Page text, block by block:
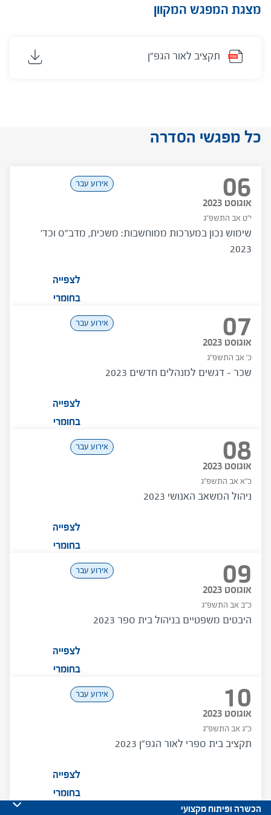
מצגת המפגש המקוון
מערכות ממוחשבות
מצגת המפגש המקוון
דגשים למנהלים חדשים
מצגת המפגש המקוון
ניהול המשאב האנושי
מצגת המפגש המקוון
היבטים משפטיים בניהול בית ספר
מצגת המפגש המקוון
תקציב לאור הגפ"ן
כל מפגשי הסדרה
06
אוגוסט 2023
י"ט אב התשפ"ג
שימוש נכון במערכות ממוחשבות: משכית, מדב"ס וכד'
2023
אירוע עבר
לצפייה
בחומרי
המפגש
07
אוגוסט 2023
כ' אב התשפ"ג
שכר – דגשים למנהלים חדשים 2023
אירוע עבר
לצפייה
בחומרי
המפגש
08
אוגוסט 2023
כ"א אב התשפ"ג
ניהול המשאב האנושי 2023
אירוע עבר
לצפייה
בחומרי
המפגש
09
אוגוסט 2023
כ"ב אב התשפ"ג
היבטים משפטיים בניהול בית ספר 2023
אירוע עבר
לצפייה
בחומרי
המפגש
10
אוגוסט 2023
כ"ג אב התשפ"ג
תקציב בית ספרי לאור הגפ"ן 2023
אירוע עבר
לצפייה
בחומרי
הכשרה ופיתוח מקצועי